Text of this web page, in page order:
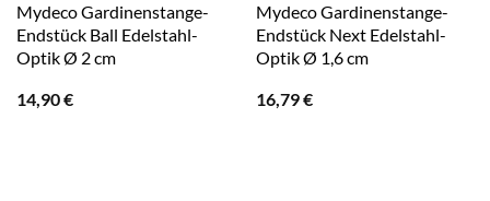
Mydeco Gardinenstange-
Endstück Ball Edelstahl-
Optik Ø 2 cm
14,90€
Mydeco Gardinenstange-
Endstück Next Edelstahl-
Optik Ø 1,6 cm
16,79€